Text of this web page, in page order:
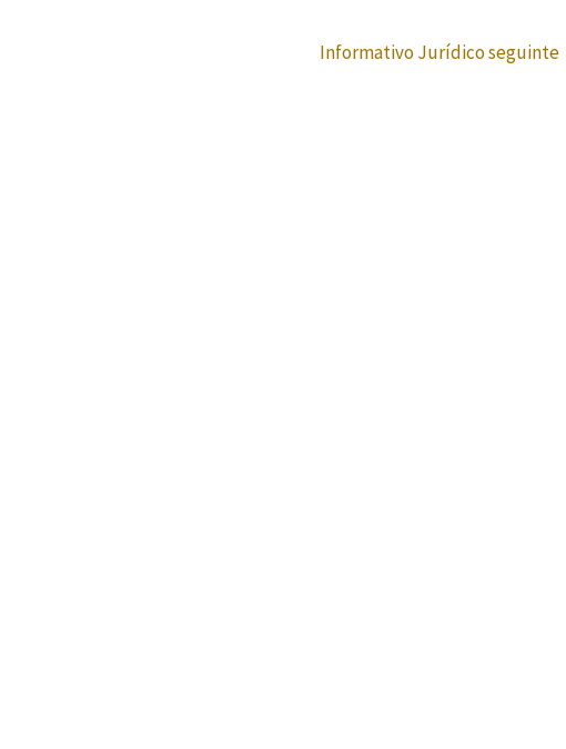
Informativo Jurídico seguinte